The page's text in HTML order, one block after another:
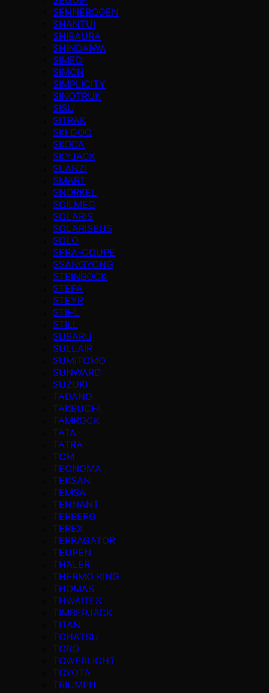
SENNEBOGEN
SHANTUI
SHIBAURA
SHINDAIWA
SIMED
SIMON
SIMPLICITY
SINOTRUK
SISU
SITRAK
SKI DOO
SKODA
SKYJACK
SLANZI
SMART
SNORKEL
SOILMEC
SOLARIS
SOLARISBUS
SOLO
SPRA-COUPE
SSANGYONG
STEINBOCK
STEPA
STEYR
STIHL
STILL
SUBARU
SULLAIR
SUMITOMO
SUNWARD
SUZUKI
TADANO
TAKEUCHI
TAMROCK
TATA
TATRA
TCM
TECNOMA
TEKSAN
TEMSA
TENNANT
TERBERG
TEREX
TERRAGATOR
TEUPEN
THALER
THERMO KING
THOMAS
THWAITES
TIMBERJACK
TİTAN
TOHATSU
TORO
TOWERLIGHT
TOYOTA
TRIUMPH